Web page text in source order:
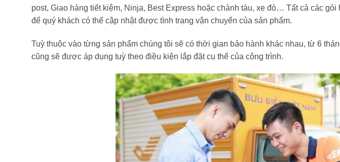
post, Giao hàng tiết kiệm, Ninja, Best Express hoặc chành tàu, xe đò… Tất cả các
để quý khách có thể cập nhật được tình trạng vận chuyển của sản phẩm.
Tuỳ thuộc vào từng sản phẩm chúng tôi sẽ có thời gian bảo hành khác nhau, từ 6
cũng sẽ được áp dụng tuỳ theo điều kiện lắp đặt cụ thể của công trình.